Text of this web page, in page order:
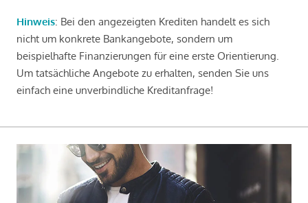
Hinweis: Bei den angezeigten Krediten handelt es sich
nicht um konkrete Bankangebote, sondern um
beispielhafte Finanzierungen für eine erste Orientierung.
Um tatsächliche Angebote zu erhalten, senden Sie uns
einfach eine unverbindliche Kreditanfrage!